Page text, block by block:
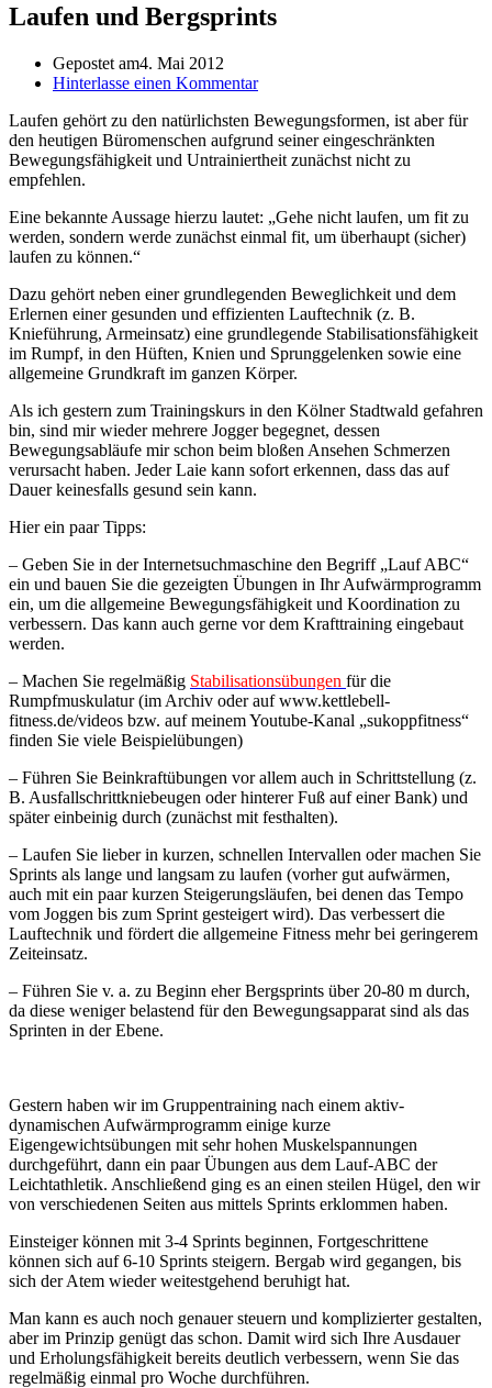
Laufen und Bergsprints
Gepostet am4. Mai 2012
Hinterlasse einen Kommentar
Laufen gehört zu den natürlichsten Bewegungsformen, ist aber für
den heutigen Büromenschen aufgrund seiner eingeschränkten
Bewegungsfähigkeit und Untrainiertheit zunächst nicht zu
empfehlen.
Eine bekannte Aussage hierzu lautet: „Gehe nicht laufen, um fit zu
werden, sondern werde zunächst einmal fit, um überhaupt (sicher)
laufen zu können.“
Dazu gehört neben einer grundlegenden Beweglichkeit und dem
Erlernen einer gesunden und effizienten Lauftechnik (z. B.
Knieführung, Armeinsatz) eine grundlegende Stabilisationsfähigkeit
im Rumpf, in den Hüften, Knien und Sprunggelenken sowie eine
allgemeine Grundkraft im ganzen Körper.
Als ich gestern zum Trainingskurs in den Kölner Stadtwald gefahren
bin, sind mir wieder mehrere Jogger begegnet, dessen
Bewegungsabläufe mir schon beim bloßen Ansehen Schmerzen
verursacht haben. Jeder Laie kann sofort erkennen, dass das auf
Dauer keinesfalls gesund sein kann.
Hier ein paar Tipps:
– Geben Sie in der Internetsuchmaschine den Begriff „Lauf ABC“
ein und bauen Sie die gezeigten Übungen in Ihr Aufwärmprogramm
ein, um die allgemeine Bewegungsfähigkeit und Koordination zu
verbessern. Das kann auch gerne vor dem Krafttraining eingebaut
werden.
– Machen Sie regelmäßig Stabilisationsübungen für die
Rumpfmuskulatur (im Archiv oder auf www.kettlebell-
fitness.de/videos bzw. auf meinem Youtube-Kanal „sukoppfitness“
finden Sie viele Beispielübungen)
– Führen Sie Beinkraftübungen vor allem auch in Schrittstellung (z.
B. Ausfallschrittkniebeugen oder hinterer Fuß auf einer Bank) und
später einbeinig durch (zunächst mit festhalten).
– Laufen Sie lieber in kurzen, schnellen Intervallen oder machen Sie
Sprints als lange und langsam zu laufen (vorher gut aufwärmen,
auch mit ein paar kurzen Steigerungsläufen, bei denen das Tempo
vom Joggen bis zum Sprint gesteigert wird). Das verbessert die
Lauftechnik und fördert die allgemeine Fitness mehr bei geringerem
Zeiteinsatz.
– Führen Sie v. a. zu Beginn eher Bergsprints über 20-80 m durch,
da diese weniger belastend für den Bewegungsapparat sind als das
Sprinten in der Ebene.
Gestern haben wir im Gruppentraining nach einem aktiv-
dynamischen Aufwärmprogramm einige kurze
Eigengewichtsübungen mit sehr hohen Muskelspannungen
durchgeführt, dann ein paar Übungen aus dem Lauf-ABC der
Leichtathletik. Anschließend ging es an einen steilen Hügel, den wir
von verschiedenen Seiten aus mittels Sprints erklommen haben.
Einsteiger können mit 3-4 Sprints beginnen, Fortgeschrittene
können sich auf 6-10 Sprints steigern. Bergab wird gegangen, bis
sich der Atem wieder weitestgehend beruhigt hat.
Man kann es auch noch genauer steuern und komplizierter gestalten,
aber im Prinzip genügt das schon. Damit wird sich Ihre Ausdauer
und Erholungsfähigkeit bereits deutlich verbessern, wenn Sie das
regelmäßig einmal pro Woche durchführen.